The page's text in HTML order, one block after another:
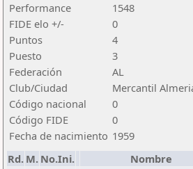
Performance
1548
FIDE elo +/-
0
Puntos
4
Puesto
3
Federación
AL
Club/Ciudad
Mercantil
Código nacional
0
Código FIDE
0
Fecha de nacimiento 1959
Rd. M. No.Ini. Nombre